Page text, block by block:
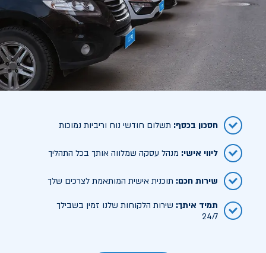
חסכון בכסף: תשלום חודשי נוח וריביות נמוכות
ליווי אישי: מנהל עסקה שמלווה אותך בכל התהליך
שירות חכם: תוכנית אישית המותאמת לצרכים שלך
תמיד איתך: שירות הלקוחות שלנו זמין בשבילך
24/7